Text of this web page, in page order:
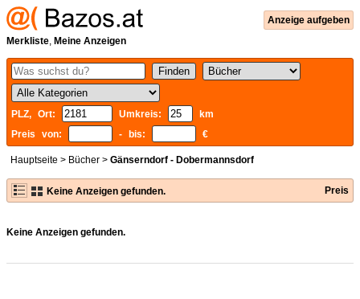
Anzeige aufgeben
Merkliste, Meine Anzeigen
PLZ, Ort: Umkreis:
km
Preis von:
- bis: €
Hauptseite > Bücher > Gänserndorf - Dobermannsdorf
Keine Anzeigen gefunden. Preis
Keine Anzeigen gefunden.